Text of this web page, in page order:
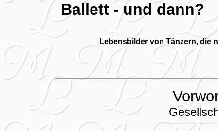
Ballett - und dann?
Lebensbilder von Tänzern, die